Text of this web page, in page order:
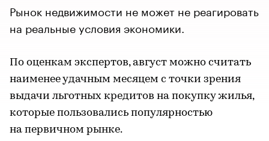
Рынок недвижимости не может не реагировать
на реальные условия экономики.
По оценкам экспертов, август можно считать
наименее удачным месяцем с точки зрения
выдачи льготных кредитов на покупку жилья,
которые пользовались популярностью
на первичном рынке.